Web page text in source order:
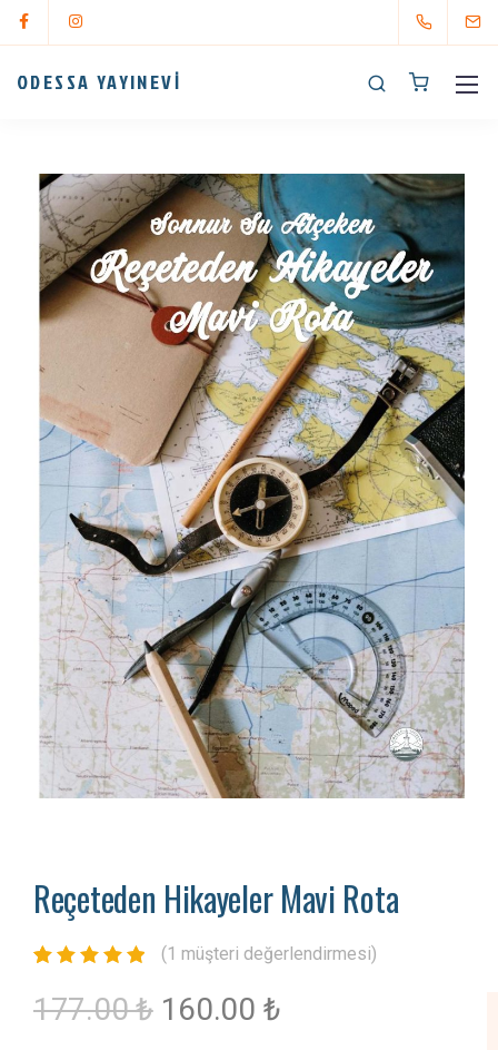
ODESSA YAYINEVİ
Reçeteden Hikayeler Mavi Rota
puanına
dayanarak 5
(1 müşteri değerlendirmesi)
177.00₺ 160.00 ₺